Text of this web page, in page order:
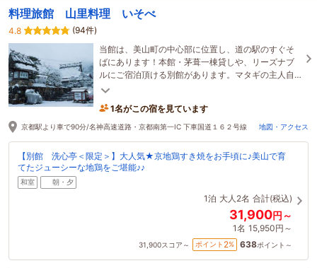
料理旅館 山里料理 いそべ
4.8
(94件)
当館は、美山町の中心部に位置し、道の駅のすぐそ
ばにあります！本館・茅葺一棟貸しや、リーズナブ
ルにご宿泊頂ける別館があります。マタギの主人自
慢のしし鍋など、美味しい美山の幸も味わえます★
1名がこの宿を見ています
京都駅より車で90分/名神高速道路・京都南第一IC 下車国道１６２号線 地図・アクセス
【別館 洗心亭＜限定＞】大人気★京地鶏すき焼をお手頃に♪美山で育
てたジューシーな地鶏をご堪能♪♪
和室 朝・夕
1泊 大人2名 合計(税込)
31,900円～
1名 15,950円～
31,900スコア～ ポイント 2% 638ポイント～